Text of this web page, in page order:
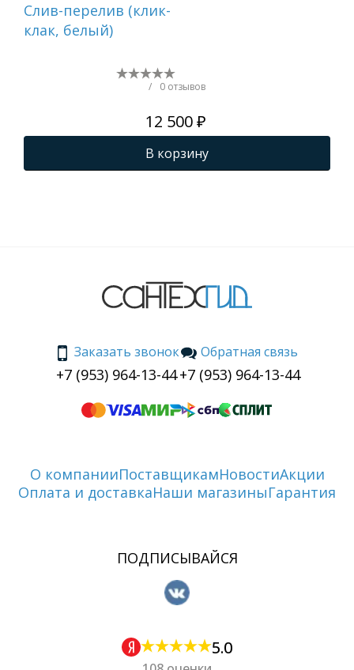
Cлив-перелив (клик-
клак, белый)
/ 0 отзывов
12 500 ₽
В корзину
Заказать звонок
+7 (953) 964-13-44
Обратная связь
+7 (953) 964-13-44
О компанииПоставщикамНовостиАкции
Оплата и доставкаНаши магазиныГарантия
ПОДПИСЫВАЙСЯ
5.0